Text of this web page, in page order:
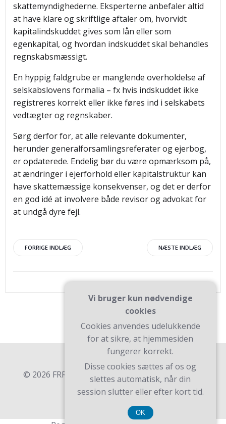
skattemyndighederne. Eksperterne anbefaler altid
at have klare og skriftlige aftaler om, hvorvidt
kapitalindskuddet gives som lån eller som
egenkapital, og hvordan indskuddet skal behandles
regnskabsmæssigt.
En hyppig faldgrube er manglende overholdelse af
selskabslovens formalia – fx hvis indskuddet ikke
registreres korrekt eller ikke føres ind i selskabets
vedtægter og regnskaber.
Sørg derfor for, at alle relevante dokumenter,
herunder generalforsamlingsreferater og ejerbog,
er opdaterede. Endelig bør du være opmærksom på,
at ændringer i ejerforhold eller kapitalstruktur kan
have skattemæssige konsekvenser, og det er derfor
en god idé at involvere både revisor og advokat for
at undgå dyre fejl.
Indlægsnavigation
FORRIGE INDLÆG NÆSTE INDLÆG
© 2026 FRR. Bygget ved at bruge WordPress og
Teluro Theme .
Vi bruger kun nødvendige
cookies
Cookies anvendes udelukkende
for at sikre, at hjemmesiden
fungerer korrekt.
Disse cookies sættes af os og
slettes automatisk, når din
session slutter eller efter kort tid.
OK